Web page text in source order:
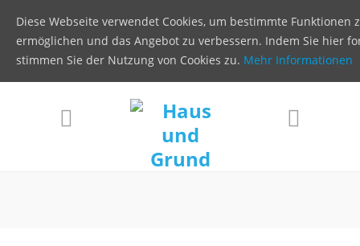
Diese Webseite verwendet Cookies, um bestimmte Funktionen
ermöglichen und das Angebot zu verbessern. Indem Sie hier
stimmen Sie der Nutzung von Cookies zu. Mehr Informationen